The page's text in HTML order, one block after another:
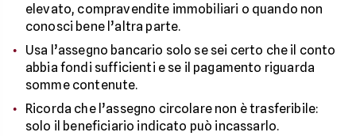
elevato, compravendite immobiliari o quando non
conosci bene l’altra parte.
Usa l’assegno bancario solo se sei certo che il conto
abbia fondi sufficienti e se il pagamento riguarda
somme contenute.
Ricorda che l’assegno circolare non è trasferibile:
solo il beneficiario indicato può incassarlo.